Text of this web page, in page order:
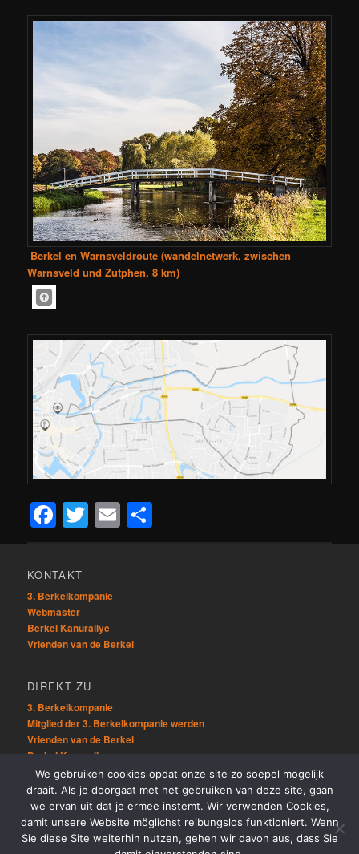
Berkel en Warnsveldroute (wandelnetwerk, zwischen
Warnsveld und Zutphen, 8 km)
Facebook
Twitter
Email
KONTAKT
3. Berkelkompanie
Webmaster
Berkel Kanurallye
Vrienden van de Berkel
DIREKT ZU
3. Berkelkompanie
Mitglied der 3. Berkelkompanie werden
Vrienden van de Berkel
Berkel Kanurallye
ÜBRIG
Sitemap
Links
We gebruiken cookies opdat onze site zo soepel mogelijk
draait. Als je doorgaat met het gebruiken van deze site, gaan
we ervan uit dat je ermee instemt. Wir verwenden Cookies,
damit unsere Website möglichst reibungslos funktioniert. Wenn
Sie diese Site weiterhin nutzen, gehen wir davon aus, dass Sie